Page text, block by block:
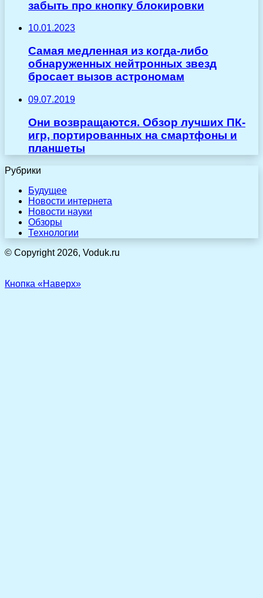
забыть про кнопку блокировки
10.01.2023
Самая медленная из когда-либо
обнаруженных нейтронных звезд
бросает вызов астрономам
09.07.2019
Они возвращаются. Обзор лучших ПК-
игр, портированных на смартфоны и
планшеты
Рубрики
Будущее
Новости интернета
Новости науки
Обзоры
Технологии
© Copyright 2026, Voduk.ru
Кнопка «Наверх»